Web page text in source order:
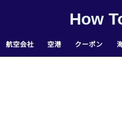
How
航空会社 空港 クーポン